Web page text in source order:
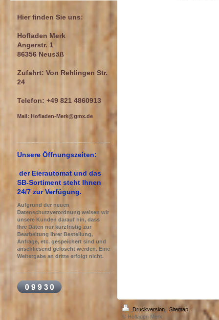
Hier finden Sie uns:
Hofladen Merk
Angerstr. 1
86356 Neusäß
Zufahrt: Von Rehlingen Str.
24
Telefon: +49 821 4860913
Mail: Hofladen-Merk@gmx.de
Unsere Öffnungszeiten:
der Eierautomat und das
SB-Sortiment steht Ihnen
24/7 zur Verfügung.
Aufgrund der neuen
Datenschutzverordnung weisen wir
unsere Kunden darauf hin, dass
Ihre Daten nur kurzfristig zur
Bearbeitung Ihrer Bestellung,
Anfrage, etc. gespeichert sind und
anschliesend gelöscht werden. Eine
Weitergabe an dritte erfolgt nicht.
Druckversion | Sitemap
© Hofladen Merk